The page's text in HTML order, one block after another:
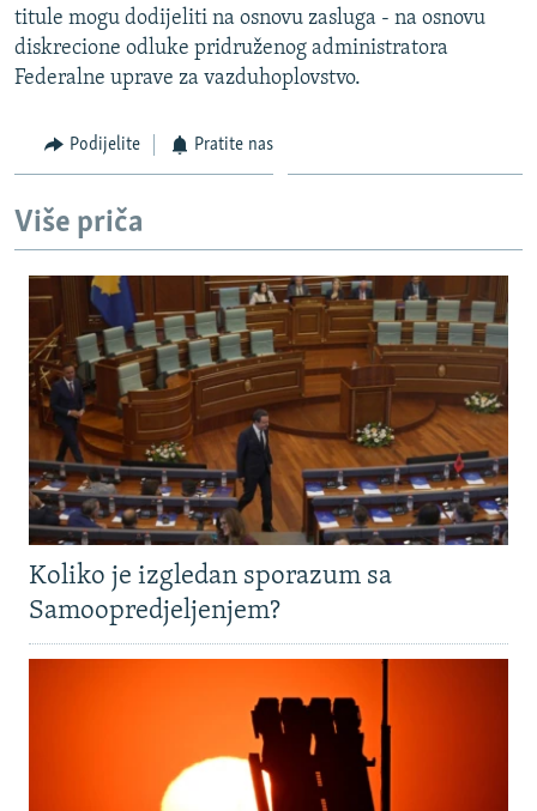
titule mogu dodijeliti na osnovu zasluga - na osnovu
diskrecione odluke pridruženog administratora
Federalne uprave za vazduhoplovstvo.
Podijelite Pratite nas
Više priča
Koliko je izgledan sporazum sa
Samoopredjeljenjem?